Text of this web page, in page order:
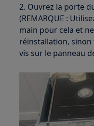
2. Ouvrez la porte
(REMARQUE :
main pour cela et
réinstallation, sinon
vis sur le panneau